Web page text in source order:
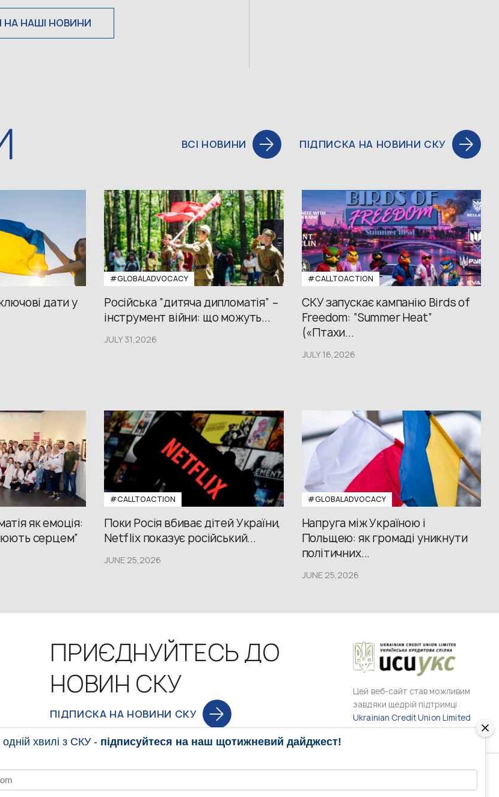
НА НАШІ НОВИНИ
ВСІ НОВИНИ ПІДПИСКА НА НОВИНИ СКУ
дати у
#GLOBALADVOCACY
Російська “дитяча дипломатія” –
інструмент війни: що можуть...
JULY 31,2026
#CALLTOACTION
СКУ запускає кампанію Birds of
Freedom: “Summer Heat”
(«Птахи...
JULY 16,2026
як емоція:
серцем”
#CALLTOACTION
Поки Росія вбиває дітей України,
Netflix показує російський...
JUNE 25,2026
#GLOBALADVOCACY
Напруга між Україною і
Польщею: як громаді уникнути
політичних...
JUNE 25,2026
ПРИЄДНУЙТЕСЬ ДО
НОВИН СКУ
ПІДПИСКА НА НОВИНИ СКУ
Цей веб-сайт став можливим
завдяки щедрій підтримці
Ukrainian Credit Union Limited
НОВИНИ ПРОГРАМИ МЕДІА КОНТАКТИ
хвилі з СКУ - підписуйтеся на наш щотижневий дайджест!